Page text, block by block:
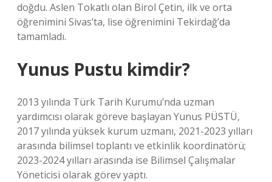
doğdu. Aslen Tokatlı olan Birol Çetin, ilk ve orta
öğrenimini Sivas’ta, lise öğrenimini Tekirdağ’da
tamamladı.
Yunus Pustu kimdir?
2013 yılında Türk Tarih Kurumu’nda uzman
yardımcısı olarak göreve başlayan Yunus PÜSTÜ,
2017 yılında yüksek kurum uzmanı, 2021-2023 yılları
arasında bilimsel toplantı ve etkinlik koordinatörü;
2023-2024 yılları arasında ise Bilimsel Çalışmalar
Yöneticisi olarak görev yaptı.